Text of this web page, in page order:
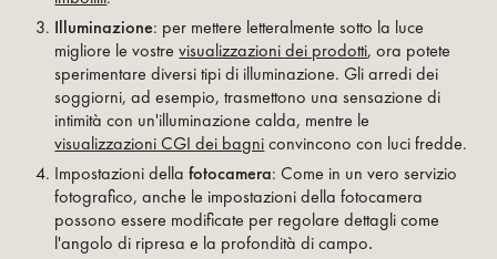
Illuminazione: per mettere letteralmente sotto la luce
migliore le vostrevisualizzazioni dei prodotti, ora potete
sperimentare diversi tipi di illuminazione. Gli arredi dei
soggiorni, ad esempio, trasmettono una sensazione di
intimità con un'illuminazione calda, mentre le
visualizzazioni CGI dei bagniconvincono con luci fredde.
Impostazioni dellafotocamera: Come in un vero servizio
fotografico, anche le impostazioni della fotocamera
possono essere modificate per regolare dettagli come
l'angolo di ripresa e la profondità di campo.‍